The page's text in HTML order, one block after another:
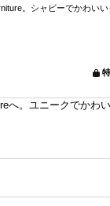
。シャビーでかわい
。ユニークでかわ